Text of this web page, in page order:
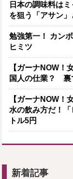
日本の調味料は
を狙う「アサン」
勉強第一！ カン
ヒミツ
【ガーナNOW！
国人の仕業？ 裏
【ガーナNOW！
水の飲み方だ！
トル5円
新着記事